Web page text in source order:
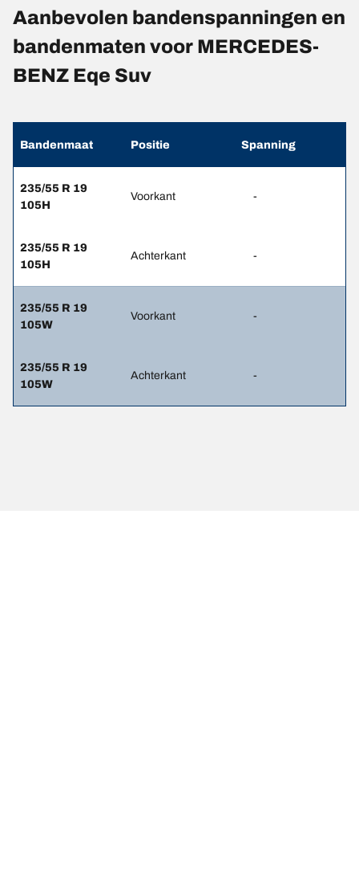
Aanbevolen bandenspanningen en
bandenmaten voor MERCEDES-
BENZ Eqe Suv
Bandenmaat Positie Spanning
235/55 R 19
105H
Voorkant -
235/55 R 19
105H
Achterkant -
235/55 R 19
105W
Voorkant -
235/55 R 19
105W
Achterkant -